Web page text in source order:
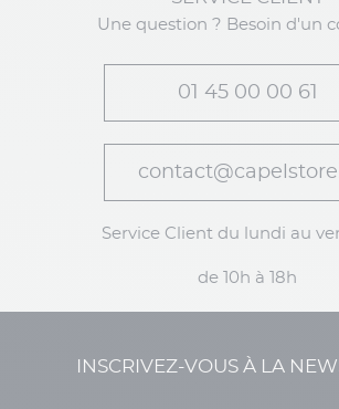
Une question ? Besoin d'un
01 45 00 00 61
Service Client du lundi au
de 10h à 18h
INSCRIVEZ-VOUS À LA